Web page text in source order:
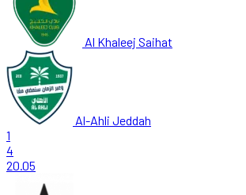
Al Khaleej Saihat
Al-Ahli Jeddah
1
4
20.05